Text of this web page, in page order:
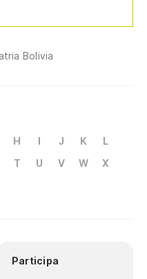
Bolivia
H I J K
L
T U V W
X
Participa